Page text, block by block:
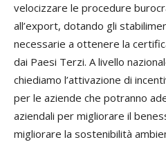
velocizzare le procedure
all’export, dotando gli
necessarie a ottenere la
dai Paesi Terzi. A livello
chiediamo l’attivazione di
per le aziende che potranno
aziendali per migliorare il
migliorare la sostenibilità